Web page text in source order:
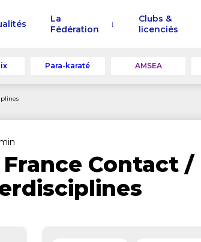
La
Fédération
Clubs &
licenciés
Para-karaté AMSEA
Contact /